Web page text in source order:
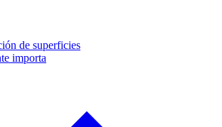
de superficies
importa